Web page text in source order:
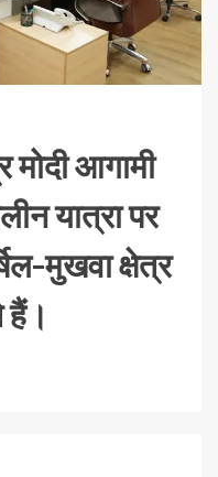
मोदी आगामी
यात्रा पर
मुखवा क्षेत्र